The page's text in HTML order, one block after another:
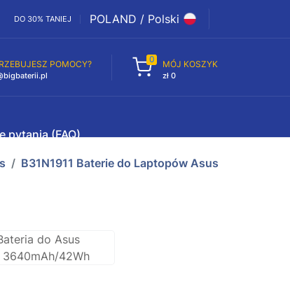
DO 30% TANIEJ POLAND / Polski
POMOCY? 0 MÓJ KOSZYK
zł 0
pytania (FAQ)
B31N1911 Baterie do Laptopów Asus